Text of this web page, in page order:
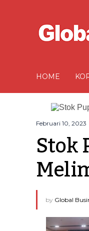
HOME
Februari 10, 2023
Stok
by Global